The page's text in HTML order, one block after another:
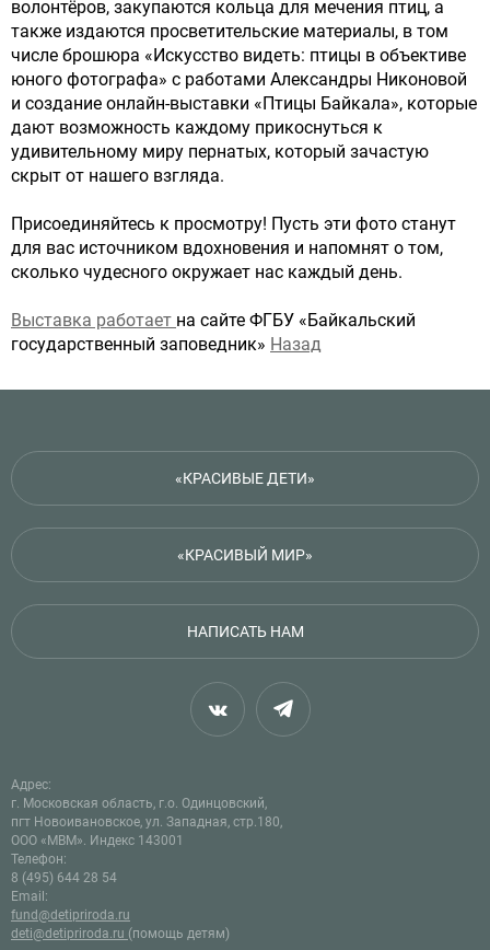
волонтёров, закупаются кольца для мечения птиц, а
также издаются просветительские материалы, в том
числе брошюра «Искусство видеть: птицы в объективе
юного фотографа» с работами Александры Никоновой
и создание онлайн-выставки «Птицы Байкала», которые
дают возможность каждому прикоснуться к
удивительному миру пернатых, который зачастую
скрыт от нашего взгляда.
Присоединяйтесь к просмотру! Пусть эти фото станут
для вас источником вдохновения и напомнят о том,
сколько чудесного окружает нас каждый день.
Выставка работает на сайте ФГБУ «Байкальский
государственный заповедник» Назад
«КРАСИВЫЕ ДЕТИ»
«КРАСИВЫЙ МИР»
НАПИСАТЬ НАМ
Адрес:
г. Московская область, г.о. Одинцовский,
пгт Новоивановское, ул. Западная, стр.180,
ООО «МВМ». Индекс 143001
Телефон:
8 (495) 644 28 54
Email:
fund@detipriroda.ru
deti@detipriroda.ru (помощь детям)